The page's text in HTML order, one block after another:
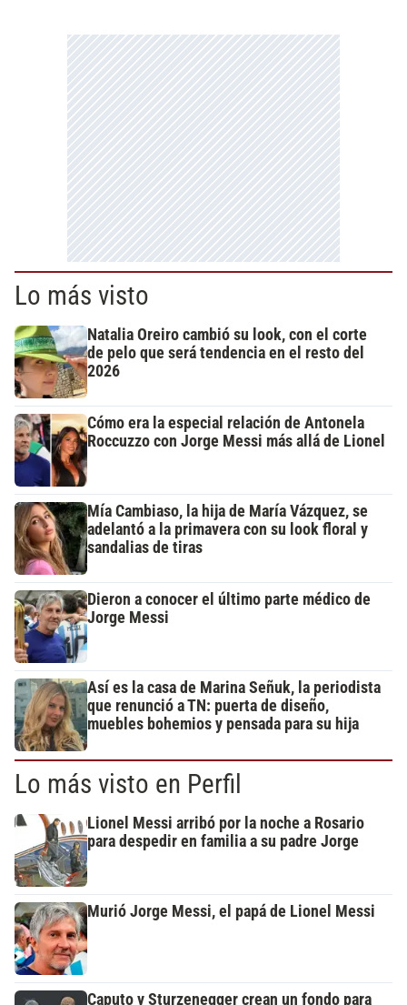
Lo más visto
Natalia Oreiro cambió su look, con el corte
de pelo que será tendencia en el resto del
2026
Cómo era la especial relación de Antonela
Roccuzzo con Jorge Messi más allá de Lionel
Mía Cambiaso, la hija de María Vázquez, se
adelantó a la primavera con su look floral y
sandalias de tiras
Dieron a conocer el último parte médico de
Jorge Messi
Así es la casa de Marina Señuk, la periodista
que renunció a TN: puerta de diseño,
muebles bohemios y pensada para su hija
Lo más visto en Perfil
Lionel Messi arribó por la noche a Rosario
para despedir en familia a su padre Jorge
Murió Jorge Messi, el papá de Lionel Messi
Caputo y Sturzenegger crean un fondo para